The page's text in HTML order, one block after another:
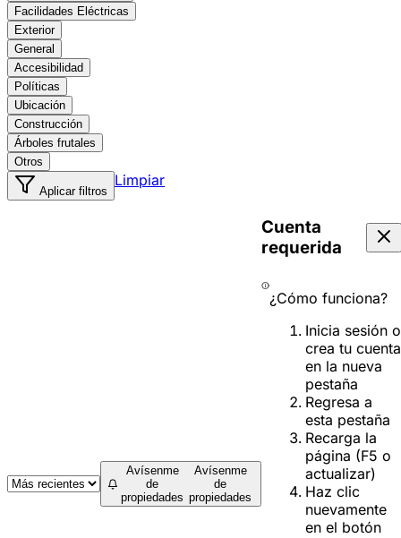
Facilidades Eléctricas
Exterior
General
Accesibilidad
Políticas
Ubicación
Construcción
Árboles frutales
Otros
Aplicar filtros
Limpiar
Avísenme
de
propiedades
Avísenme
de
propiedades
Cuenta
requerida
¿Cómo funciona?
Inicia sesión o
crea tu cuenta
en la nueva
pestaña
Regresa a
esta pestaña
Recarga la
página (F5 o
actualizar)
Haz clic
nuevamente
en el botón